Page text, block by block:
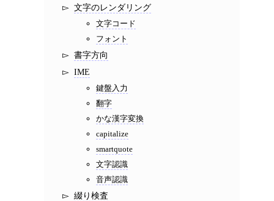
文字のレンダリング
文字コード
フォント
書字方向
IME
鍵盤入力
翻字
かな漢字変換
capitalize
smartquote
文字認識
音声認識
綴り検査